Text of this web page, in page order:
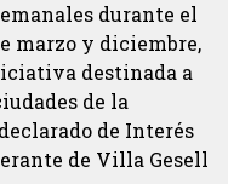
durante el
marzo y diciembre,
destinada a
de la
de Interés
de Villa Gesell